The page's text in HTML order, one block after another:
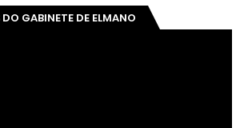
GABINETE DE ELMANO